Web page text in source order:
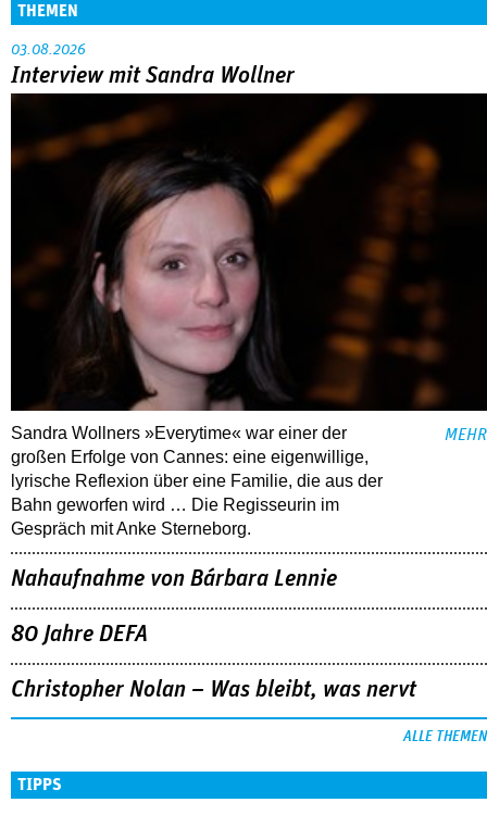
THEMEN
03.08.2026
Interview mit Sandra Wollner
Sandra Wollners »Everytime« war einer der
großen Erfolge von Cannes: eine eigenwillige,
lyrische Reflexion über eine ­Familie, die aus der
Bahn geworfen wird … Die Regisseurin im
Gespräch mit Anke Sterneborg.
MEHR
Nahaufnahme von Bárbara Lennie
80 Jahre DEFA
Christopher Nolan – Was bleibt, was nervt
ALLE THEMEN
TIPPS